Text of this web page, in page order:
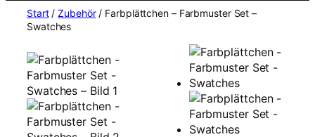
Start/Zubehör/ Farbplättchen – Farbmuster Set –
Swatches